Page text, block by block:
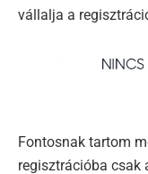
vállalja a
Fontosnak tartom
regisztrációba csak